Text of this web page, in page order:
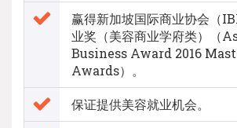
赢得新加坡国际商业协会（
业奖（美容商业学府类）（
Business Award 2016
Awards）。
保证提供美容就业机会。